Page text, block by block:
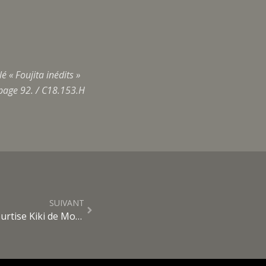
« Foujita inédits »
92. / C18.153.H
SUIVANT
L’ami américain, Man Ray, courtise Kiki de Montparnasse, le modèle préféré de Foujita Exemplaire